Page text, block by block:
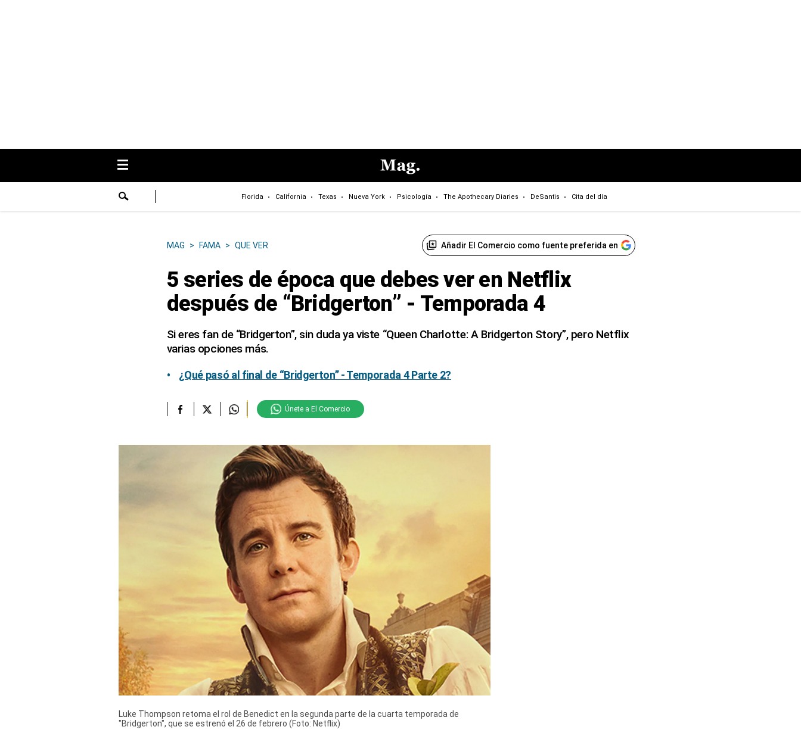
Florida California Texas Nueva York Psicología The Apothecary Diaries DeSantis Cita del día
MAG > FAMA > QUE VER Añadir El Comercio como fuente preferida en
5 series de época que debes ver en Netflix
después de “Bridgerton” - Temporada 4
Si eres fan de “Bridgerton”, sin duda ya viste “Queen Charlotte: A Bridgerton Story”, pero Netflix
varias opciones más.
¿Qué pasó al final de “Bridgerton” - Temporada 4 Parte 2?
Únete a El Comercio
Luke Thompson retoma el rol de Benedict en la segunda parte de la cuarta temporada de
"Bridgerton", que se estrenó el 26 de febrero (Foto: Netflix)